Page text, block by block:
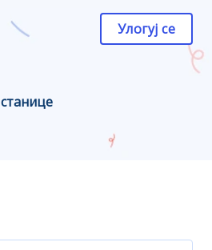
Улогуј се